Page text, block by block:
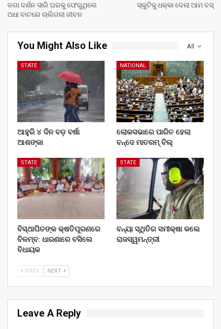
ଜଗା ଦର୍ଶନ ସାରି ଘରକୁ ଫେରୁଥିଲେ
ଅଧା ବାଟରେ ଚାଲିଗଲା ଜୀବନ
ସ୍କୁଟିକୁ ଧକ୍କା ଦେଲା ଆମ ବସ୍
All
You Might Also Like
STATE
ଆହୁରି ୪ ଦିନ ବଡ଼ ବର୍ଷା
ଆଶଙ୍କା
NATIONAL
ଲୋକସଭାରେ ପାରିତ ହେଲା
ବନ୍ଦେ ମାତରମ୍‌ ବିଲ୍‌
STATE
ବିସ୍ଥାପିତଙ୍କ କ୍ଷତିପୂରଣରେ
ବିଳମ୍ବ: ଧାରଣାରେ ବସିଲେ
ବିଧାୟକ
STATE
ବନ୍ୟା ସ୍ଥିତିର ସମୀକ୍ଷା କଲେ
ରାଜସ୍ୱମନ୍ତ୍ରୀ
PREV NEXT
Leave A Reply